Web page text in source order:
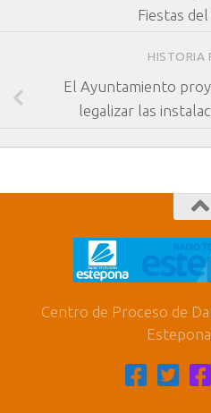
Fiestas
HISTORIA
El Ayuntamiento
legalizar las
Centro de Proceso de